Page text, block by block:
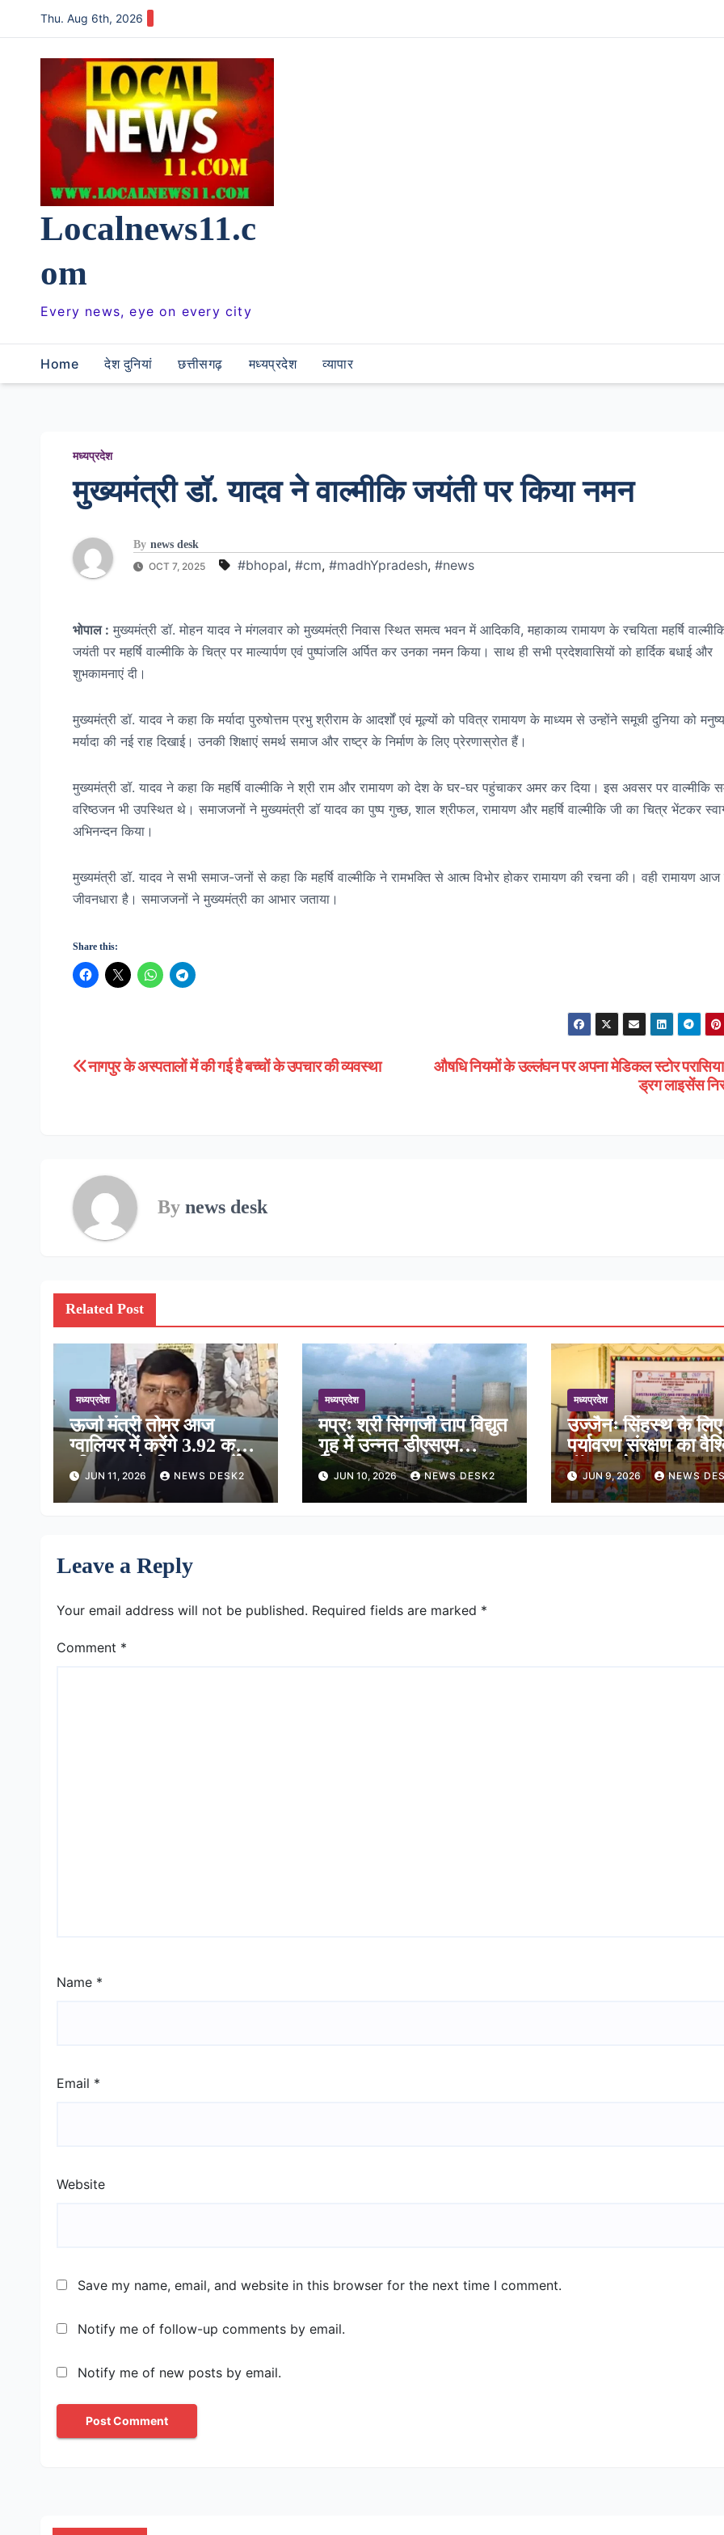
to
content
Thu. Aug 6th, 2026
Localnews11.c
om
Every news, eye on every city
Home देश दुनियां छत्तीसगढ़ मध्यप्रदेश व्यापार
मध्यप्रदेश
मुख्यमंत्री डॉ. यादव ने वाल्मीकि जयंती पर किया नमन
By news desk
OCT 7, 2025
#bhopal, #cm, #madhYpradesh, #news
भोपाल : मुख्यमंत्री डॉ. मोहन यादव ने मंगलवार को मुख्यमंत्री निवास स्थित समत्व भवन में आदिकवि, महाकाव्य रामायण के रचयिता महर्षि
जयंती पर महर्षि वाल्मीकि के चित्र पर माल्यार्पण एवं पुष्पांजलि अर्पित कर उनका नमन किया। साथ ही सभी प्रदेशवासियों को हार्दिक बधाई और
शुभकामनाएं दी।
मुख्यमंत्री डॉ. यादव ने कहा कि मर्यादा पुरुषोत्तम प्रभु श्रीराम के आदर्शों एवं मूल्यों को पवित्र रामायण के माध्यम से उन्होंने समूची दुनिया को
मर्यादा की नई राह दिखाई। उनकी शिक्षाएं समर्थ समाज और राष्ट्र के निर्माण के लिए प्रेरणास्रोत हैं।
मुख्यमंत्री डॉ. यादव ने कहा कि महर्षि वाल्मीकि ने श्री राम और रामायण को देश के घर-घर पहुंचाकर अमर कर दिया। इस अवसर पर वाल्मीकि
वरिष्ठजन भी उपस्थित थे। समाजजनों ने मुख्यमंत्री डॉ यादव का पुष्प गुच्छ, शाल श्रीफल, रामायण और महर्षि वाल्मीकि जी का चित्र भेंटकर
अभिनन्दन किया।
मुख्यमंत्री डॉ. यादव ने सभी समाज-जनों से कहा कि महर्षि वाल्मीकि ने रामभक्ति से आत्म विभोर होकर रामायण की रचना की। वही रामायण
जीवनधारा है। समाजजनों ने मुख्यमंत्री का आभार जताया।
Share this:
Post
औषधि नियमों के उल्लंघन पर अपना मेडिकल स्टोर
ड्रग लाइसेंस
नागपुर के अस्पतालों में की गई है बच्चों के उपचार की व्यवस्था
By news desk
Related Post
मध्यप्रदेश
ऊर्जा मंत्री तोमर आज
ग्वालियर में करेंगे 3.92 करोड़
की लागत के विकास कार्यों
का भूमिपूजन
JUN 11, 2026 NEWS DESK2
मध्यप्रदेश
मप्रः श्री सिंगाजी ताप विद्युत
गृह में उन्नत डीएसएम
सिस्टम का सफल
क्रियान्वयन
JUN 10, 2026 NEWS DESK2
मध्यप्रदेश
उज्जैनः सिंहस्थ के लिए
पर्यावरण संरक्षण का
मॉडल बनेगा सम्राट
विक्रमादित्य विवि
JUN 9, 2026 NEWS
Leave a Reply
Your email address will not be published. Required fields are marked *
Comment *
Name *
Email *
Website
Save my name, email, and website in this browser for the next time I comment.
Notify me of follow-up comments by email.
Notify me of new posts by email.